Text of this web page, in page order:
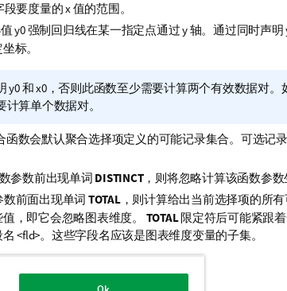
段要度量的x值的范围。
值y0强制回归线在某一指定点通过 y 轴。通过同时声明
标。
y0和x0，否则此函数至少需要计算两个有效数据对。
计算单个数据对。
函数会默认聚合选择项定义的可能记录集合。可选记
参数前出现单词 DISTINCT，则将忽略计算该函数参
数前面出现单词 TOTAL，则计算给出当前选择项的所
，即它会忽略图表维度。 TOTAL限定符后可能紧跟
名<fld>。这些字段名应该是图表维度变量的子集。